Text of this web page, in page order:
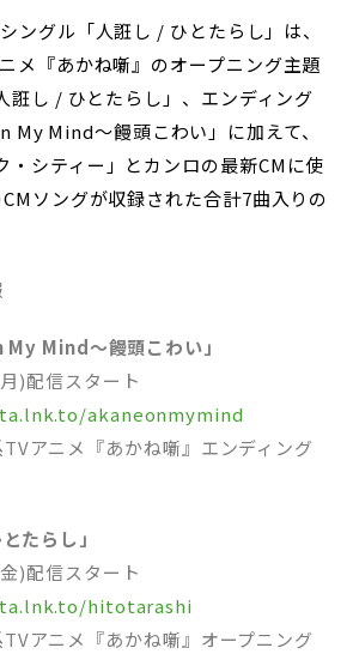
ングル「人誑し / ひとたらし」は、
メ『あかね噺』のオープニング主題
誑し / ひとたらし」、エンディング
My Mind〜饅頭こわい」に加えて、
・シティー」とカンロの最新CMに使
ソングが収録された合計7曲入りの
Mind〜饅頭こわい」
)配信スタート
akaneonmymind
TVアニメ『あかね噺』エンディング
たらし」
)配信スタート
hitotarashi
TVアニメ『あかね噺』オープニング